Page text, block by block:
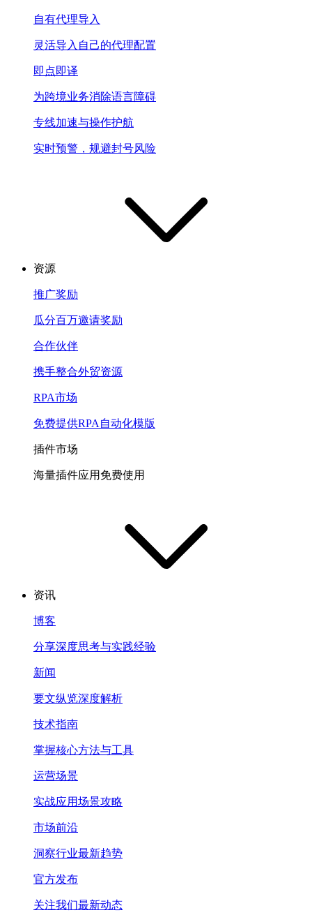
自有代理导入
灵活导入自己的代理配置
即点即译
为跨境业务消除语言障碍
专线加速与操作护航
实时预警，规避封号风险
资源
推广奖励
瓜分百万邀请奖励
合作伙伴
携手整合外贸资源
RPA市场
免费提供RPA自动化模版
插件市场
海量插件应用免费使用
资讯
博客
分享深度思考与实践经验
新闻
要文纵览深度解析
技术指南
掌握核心方法与工具
运营场景
实战应用场景攻略
市场前沿
洞察行业最新趋势
官方发布
关注我们最新动态